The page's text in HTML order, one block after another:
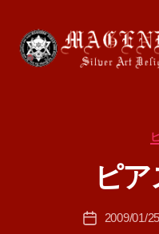
ピ
投
2009/01/25